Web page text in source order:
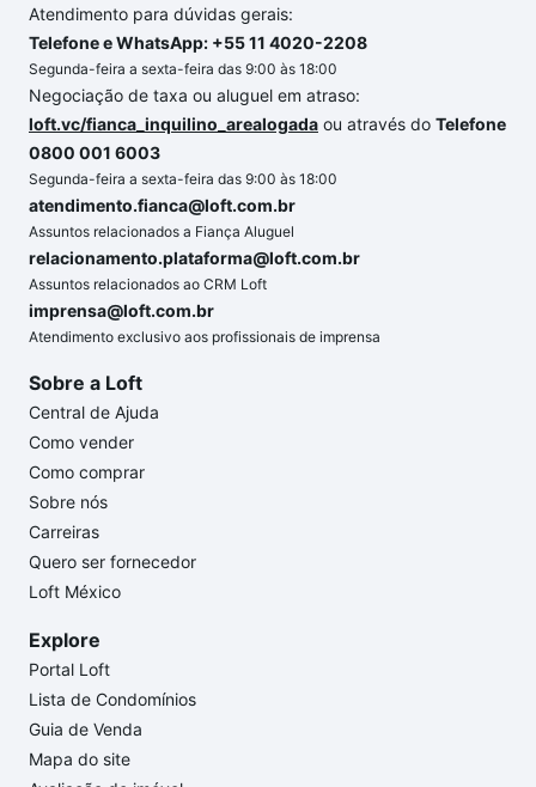
Atendimento para dúvidas gerais:
Telefone e WhatsApp: +55 11 4020-2208
Segunda-feira a sexta-feira das 9:00 às 18:00
Negociação de taxa ou aluguel em atraso:
loft.vc/fianca_inquilino_arealogada ou através do Telefone
0800 001 6003
Segunda-feira a sexta-feira das 9:00 às 18:00
atendimento.fianca@loft.com.br
Assuntos relacionados a Fiança Aluguel
relacionamento.plataforma@loft.com.br
Assuntos relacionados ao CRM Loft
imprensa@loft.com.br
Atendimento exclusivo aos profissionais de imprensa
Sobre a Loft
Central de Ajuda
Como vender
Como comprar
Sobre nós
Carreiras
Quero ser fornecedor
Loft México
Explore
Portal Loft
Lista de Condomínios
Guia de Venda
Mapa do site